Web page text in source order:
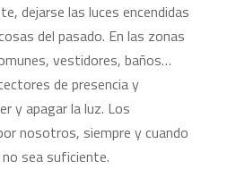
dejarse las luces encendidas
del pasado. En las zonas
vestidores, baños…
de presencia y
y apagar la luz. Los
nosotros, siempre y cuando
sea suficiente.